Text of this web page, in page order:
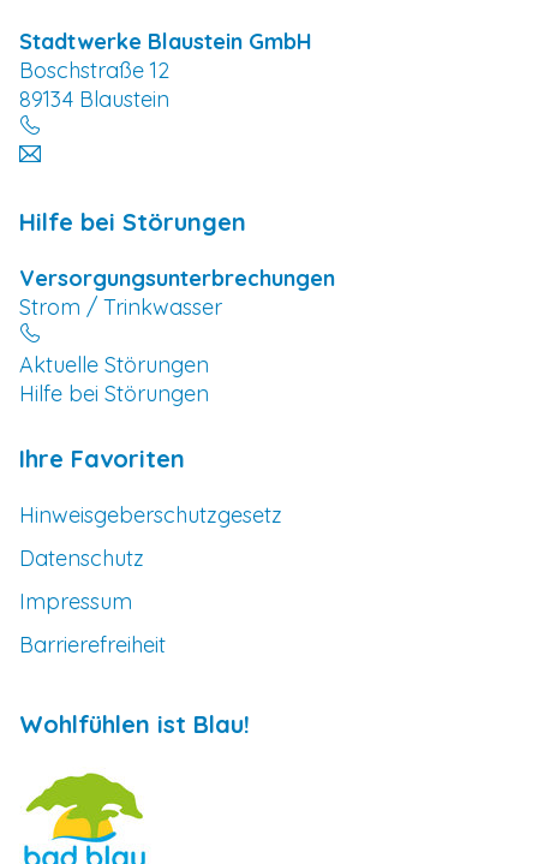
Stadtwerke Blaustein GmbH
Boschstraße 12
89134 Blaustein
Hilfe bei Störungen
Versorgungsunterbrechungen
Strom / Trinkwasser
Aktuelle Störungen
Hilfe bei Störungen
Ihre Favoriten
Hinweisgeberschutzgesetz
Datenschutz
Impressum
Barrierefreiheit
Wohlfühlen ist Blau!